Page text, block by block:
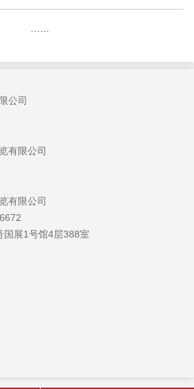
式出现也让越来越多的家居企业生存
公司
有限公司
有限公司
国展1号馆4层388室